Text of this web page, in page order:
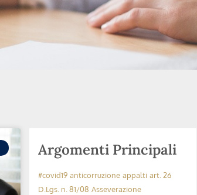
Argomenti Principali
#covid19 anticorruzione appalti art. 26
D.Lgs. n. 81/08 Asseverazione